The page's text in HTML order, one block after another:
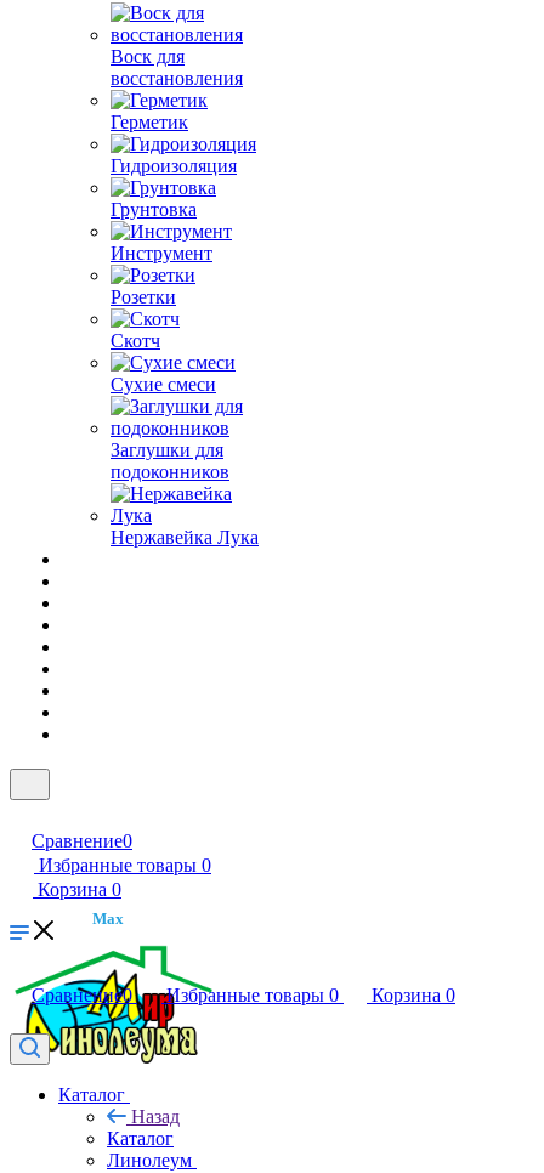
Воск для
восстановления
Герметик
Гидроизоляция
Грунтовка
Инструмент
Розетки
Скотч
Сухие смеси
Заглушки для
подоконников
Нержавейка Лука
Сравнение0
Избранные товары 0
Корзина 0
Max
Сравнение0 Избранные товары 0 Корзина 0
Каталог
Назад
Каталог
Линолеум